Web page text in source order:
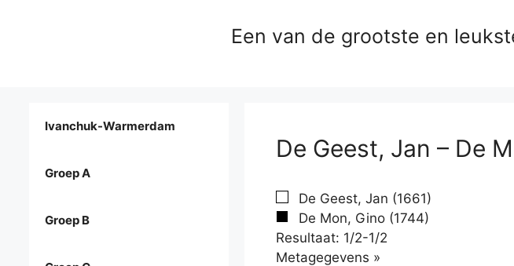
Een van de grootste en
De Geest, Jan – De
De Geest, Jan (1661)
De Mon, Gino (1744)
Resultaat: 1/2-1/2
Metagegevens »
Ivanchuk-Warmerdam
Groep A
Groep B